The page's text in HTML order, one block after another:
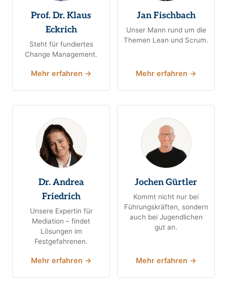
Prof. Dr. Klaus
Eckrich
Steht für fundiertes
Change Management.
Mehr erfahren →
Jan Fischbach
Unser Mann rund um die
Themen Lean und Scrum.
Mehr erfahren →
Dr. Andrea
Friedrich
Unsere Expertin für
Mediation – findet
Lösungen im
Festgefahrenen.
Mehr erfahren →
Jochen Gürtler
Kommt nicht nur bei
Führungskräften, sondern
auch bei Jugendlichen
gut an.
Mehr erfahren →